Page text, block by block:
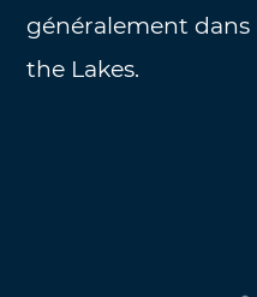
généralement
the Lakes.